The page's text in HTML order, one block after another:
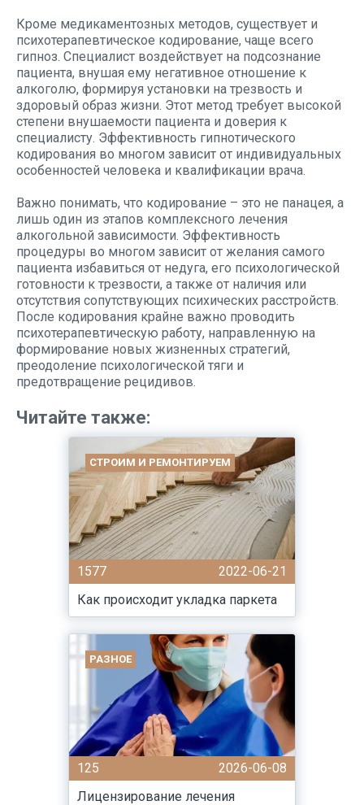
Кроме медикаментозных методов, существует и
психотерапевтическое кодирование, чаще всего
гипноз. Специалист воздействует на подсознание
пациента, внушая ему негативное отношение к
алкоголю, формируя установки на трезвость и
здоровый образ жизни. Этот метод требует высокой
степени внушаемости пациента и доверия к
специалисту. Эффективность гипнотического
кодирования во многом зависит от индивидуальных
особенностей человека и квалификации врача.
Важно понимать, что кодирование – это не панацея, а
лишь один из этапов комплексного лечения
алкогольной зависимости. Эффективность
процедуры во многом зависит от желания самого
пациента избавиться от недуга, его психологической
готовности к трезвости, а также от наличия или
отсутствия сопутствующих психических расстройств.
После кодирования крайне важно проводить
психотерапевтическую работу, направленную на
формирование новых жизненных стратегий,
преодоление психологической тяги и
предотвращение рецидивов.
Читайте также:
СТРОИМ И РЕМОНТИРУЕМ
1577
2022-06-21
Как происходит укладка паркета
РАЗНОЕ
125
2026-06-08
Лицензирование лечения